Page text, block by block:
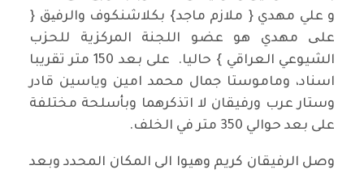
و علي مهدي { ملازم ماجد} بكلاشنكوف والرفیق {
علی مهدي هو عضو اللجنة المركزية للحزب
الشيوعي العراقي } حاليا. على بعد 150 متر تقريبا
اسناد، وماموستا جمال محمد امين وياسين قادر
وستار عرب ورفيقان لا اتذكرهما وبأسلحة مختلفة
على بعد حوالي 350 متر في الخلف.
وصل الرفيقان كريم وهيوا الى المكان المحدد وبعد